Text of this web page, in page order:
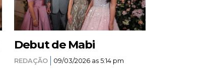
Debut de Mabi
REDAÇÃO 09/03/2026 as 5:14 pm